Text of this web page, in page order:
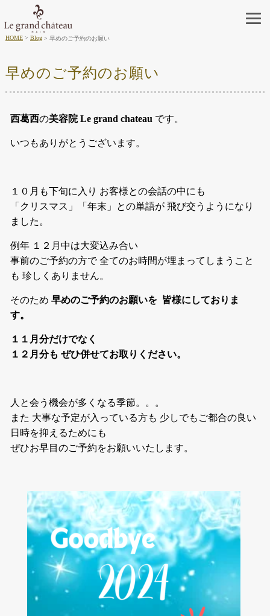
HOME Blog 早めのご予約のお願い
早めのご予約のお願い
西葛西の美容院 Le grand chateau です。
いつもありがとうございます。
１０月も下旬に入り お客様との会話の中にも
「クリスマス」「年末」との単語が 飛び交うようになり
ました。
例年 １２月中は大変込み合い
事前のご予約の方で 全てのお時間が埋まってしまうこと
も 珍しくありません。
そのため早めのご予約のお願いを 皆様にしておりま
す。
１１月分だけでなく
１２月分も ぜひ併せてお取りください。
人と会う機会が多くなる季節。。。
また 大事な予定が入っている方も 少しでもご都合の良い
日時を抑えるためにも
ぜひお早目のご予約をお願いいたします。